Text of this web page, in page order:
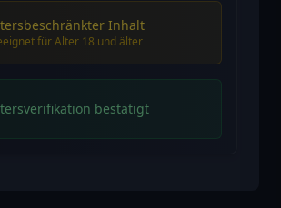
Inhalt
für Alter 18 und älter
bestätigt